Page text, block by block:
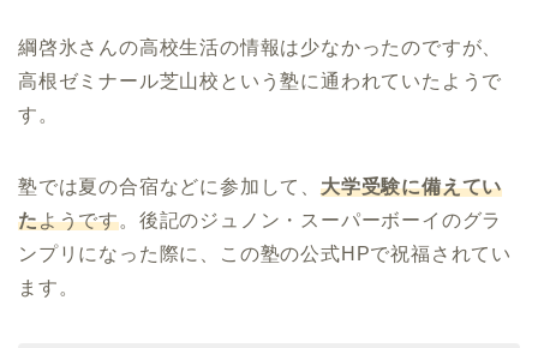
綱啓氷さんの高校生活の情報は少なかったのですが、
高根ゼミナール芝山校という塾に通われていたようで
す。
塾では夏の合宿などに参加して、 大学受験に備えてい
たようです。後記のジュノン・スーパーボーイのグラ
ンプリになった際に、この塾の公式HPで祝福されてい
ます。